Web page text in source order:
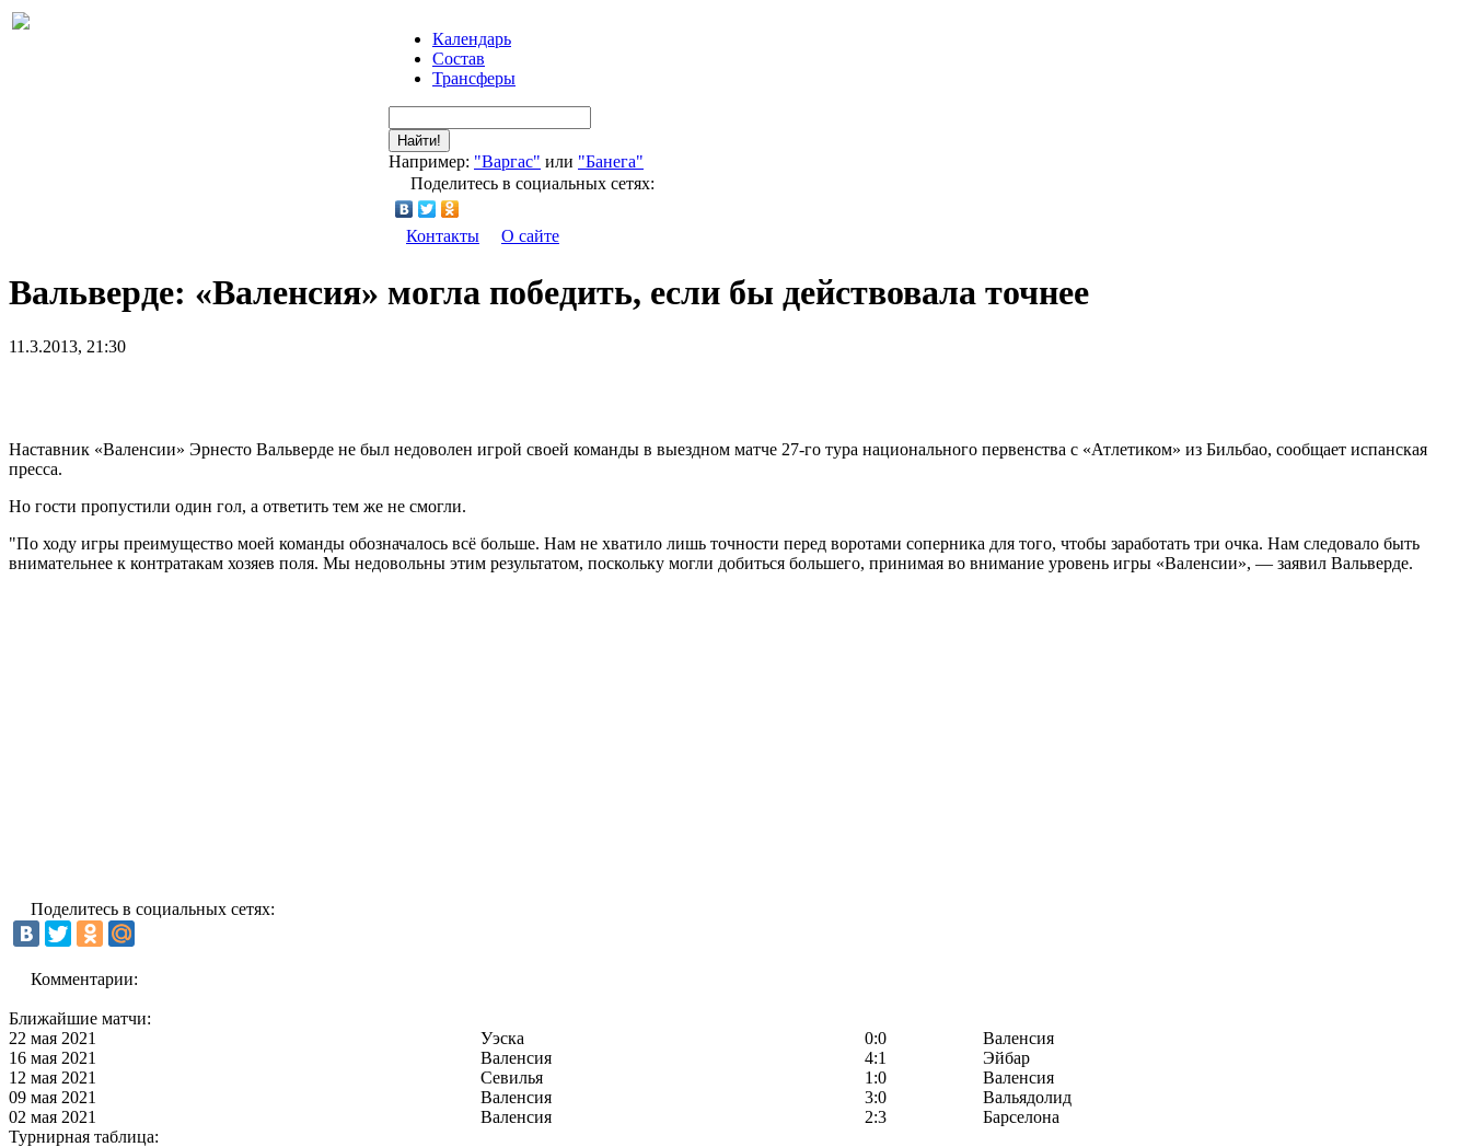
Календарь
Состав
Трансферы
Найти!
Например: "Варгас" или "Банега"
Поделитесь в социальных сетях:
Контакты О сайте
Вальверде: «Валенсия» могла победить, если бы действовала точнее
11.3.2013, 21:30
Наставник «Валенсии» Эрнесто Вальверде не был недоволен игрой своей команды в выездном матче 27-го тура национального первенства с «Атлетиком» из Бильбао, сообщает испанская
пресса.
Но гости пропустили один гол, а ответить тем же не смогли.
"По ходу игры преимущество моей команды обозначалось всё больше. Нам не хватило лишь точности перед воротами соперника для того, чтобы заработать три очка. Нам следовало быть
внимательнее к контратакам хозяев поля. Мы недовольны этим результатом, поскольку могли добиться большего, принимая во внимание уровень игры «Валенсии», — заявил Вальверде.
Поделитесь в социальных сетях:
Комментарии:
Ближайшие матчи:
22 мая 2021
Уэска 0:0
Валенсия
16 мая 2021
Валенсия 4:1
Эйбар
12 мая 2021
Севилья 1:0
Валенсия
09 мая 2021
Валенсия 3:0
Вальядолид
02 мая 2021
Валенсия 2:3
Барселона
Турнирная таблица: